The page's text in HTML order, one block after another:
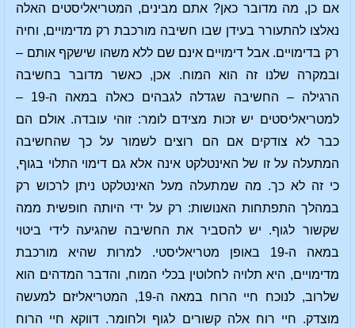
אם כן, מה מדובר כאן? אתם מבינים, המטריאליסטים האלה
נאלצו להתעורר בעידן שבו חשיבה מורכבת רק מדימויים, וחיה
רק בדימויים. אבל דימויים אינם שם ללא משהו שישקף אותם –
ובמקרה שלנו זה הוא המוח. אכן, כאשר מדובר בחשיבה
הרגילה – החשיבה שגדלה לגבהים כאלה במאה ה-19 –
למטריאליסטים יש זכות מצידם לומר: זוהי עובדה. אולם הם
כבר לא צודקים אם הם רוצים לשמור על כך שהחשיבה
המתעלה על זו של האינטלקט אינה אלא גם דימוי התלוי בגוף,
כי זה לא כך. מה שמתעלה מעל האינטלקט ניתן לרכוש רק
במהלך התפתחות האנושות: רק על ידי היותה חופשית ממה
שקשור לגוף. יש להסביר את החשיבה שהגיעה לידי ביטוי
במאה ה-19 באופן מטריאליסטי. למרות שהיא מורכבת
מדימויים, היא תלויה לחלוטין בכלי המוח, והדבר המדהים הוא
שלרוב, לנוכח חיי הרוח במאה ה-19, המטריאליזם למעשה
מוצדק. חיי רוח אלה קשורים לגוף ולחומר. דווקא חיי הרוח